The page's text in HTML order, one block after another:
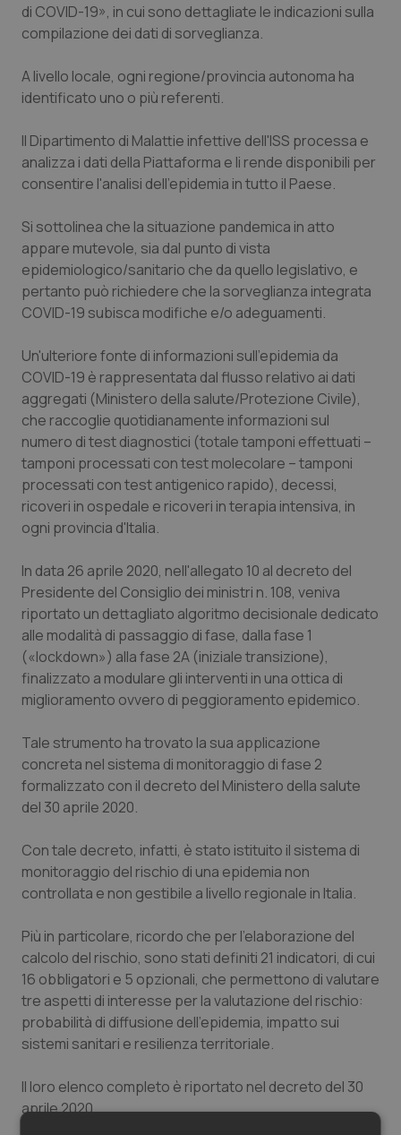
Tiroide
Tumore al seno
Tumore ovarico
Tumori del Polmone & Testa Collo
Tumori gastrointestinali
Ulcera & Reflusso
Vaccini
di COVID-19», in cui sono dettagliate le indicazioni sulla
compilazione dei dati di sorveglianza.
A livello locale, ogni regione/provincia autonoma ha
identificato uno o più referenti.
Il Dipartimento di Malattie infettive dell'ISS processa e
analizza i dati della Piattaforma e li rende disponibili per
consentire l'analisi dell'epidemia in tutto il Paese.
Si sottolinea che la situazione pandemica in atto
appare mutevole, sia dal punto di vista
epidemiologico/sanitario che da quello legislativo, e
pertanto può richiedere che la sorveglianza integrata
COVID-19 subisca modifiche e/o adeguamenti.
Un'ulteriore fonte di informazioni sull'epidemia da
COVID-19 è rappresentata dal flusso relativo ai dati
aggregati (Ministero della salute/Protezione Civile),
che raccoglie quotidianamente informazioni sul
numero di test diagnostici (totale tamponi effettuati –
tamponi processati con test molecolare – tamponi
processati con test antigenico rapido), decessi,
ricoveri in ospedale e ricoveri in terapia intensiva, in
ogni provincia d'Italia.
In data 26 aprile 2020, nell'allegato 10 al decreto del
Presidente del Consiglio dei ministri n. 108, veniva
riportato un dettagliato algoritmo decisionale dedicato
alle modalità di passaggio di fase, dalla fase 1
(«lockdown») alla fase 2A (iniziale transizione),
finalizzato a modulare gli interventi in una ottica di
miglioramento ovvero di peggioramento epidemico.
Tale strumento ha trovato la sua applicazione
concreta nel sistema di monitoraggio di fase 2
formalizzato con il decreto del Ministero della salute
del 30 aprile 2020.
Con tale decreto, infatti, è stato istituito il sistema di
monitoraggio del rischio di una epidemia non
controllata e non gestibile a livello regionale in Italia.
Più in particolare, ricordo che per l'elaborazione del
calcolo del rischio, sono stati definiti 21 indicatori, di cui
16 obbligatori e 5 opzionali, che permettono di valutare
tre aspetti di interesse per la valutazione del rischio:
probabilità di diffusione dell'epidemia, impatto sui
sistemi sanitari e resilienza territoriale.
Il loro elenco completo è riportato nel decreto del 30
aprile 2020.